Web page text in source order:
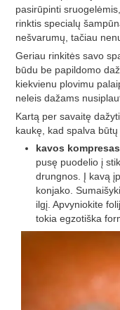
pasirūpinti
rinktis specialų
nešvarumų, tačiau
Geriau rinkitės savo
būdu be papildomo
kiekvienu plovimu
neleis dažams
Kartą per savaitę
kaukę, kad spalva
kavos
pusę puodelio į
drungnos. Į kavą
konjako.
ilgį. Apvyniokite
tokia egzotiška